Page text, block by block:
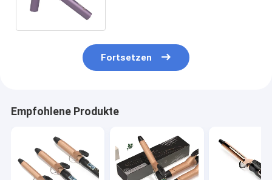
Fortsetzen
Empfohlene Produkte